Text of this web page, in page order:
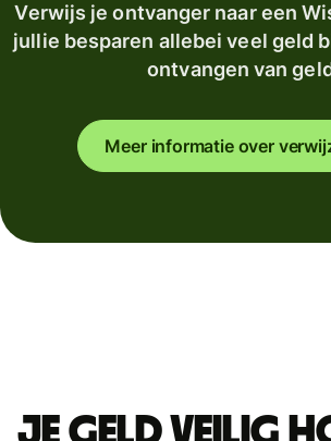
Verwijs je ontvanger naar een
jullie besparen allebei veel geld
ontvangen van
Meer informatie over